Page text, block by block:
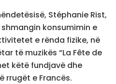
Stéphanie Rist,
konsumimin e
e rënda fizike, në
të muzikës “La Fête de
këtë fundjavë dhe
rrugët e Francës.